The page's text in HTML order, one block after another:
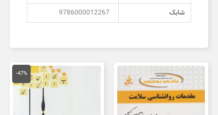
شابک
9786000012267
-47%
قیمت
اصلی
150,000 تومان
بود.
قیمت
فعلی
است.